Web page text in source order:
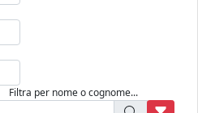
Filtra per nome o cognome...